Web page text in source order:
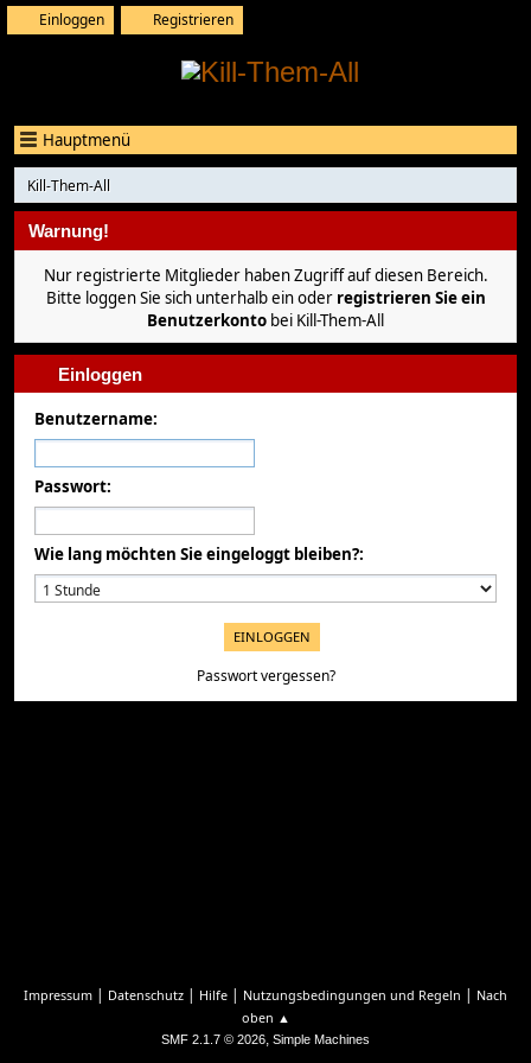
Einloggen Registrieren
Hauptmenü
Kill-Them-All
Warnung!
Nur registrierte Mitglieder haben Zugriff auf diesen Bereich.
Bitte loggen Sie sich unterhalb ein oder registrieren Sie ein
Benutzerkonto bei Kill-Them-All
Einloggen
Benutzername:
Passwort:
Wie lang möchten Sie eingeloggt bleiben?:
Passwort vergessen?
Impressum | Datenschutz | Hilfe | Nutzungsbedingungen und Regeln | Nach
oben ▲
SMF 2.1.7 © 2026, Simple Machines